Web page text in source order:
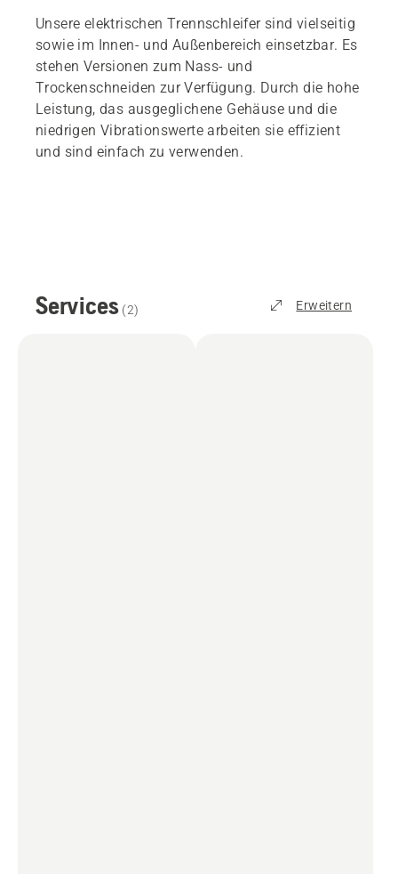
Unsere elektrischen Trennschleifer sind vielseitig
sowie im Innen- und Außenbereich einsetzbar. Es
stehen Versionen zum Nass- und
Trockenschneiden zur Verfügung. Durch die hohe
Leistung, das ausgeglichene Gehäuse und die
niedrigen Vibrationswerte arbeiten sie effizient
und sind einfach zu verwenden.
Services (2) Erweitern